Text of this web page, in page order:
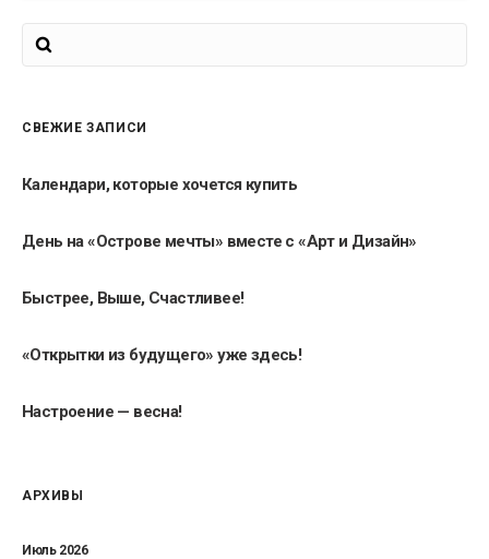
СВЕЖИЕ ЗАПИСИ
Календари, которые хочется купить
День на «Острове мечты» вместе с «Арт и Дизайн»
Быстрее, Выше, Счастливее!
«Открытки из будущего» уже здесь!
Настроение — весна!
АРХИВЫ
Июль 2026